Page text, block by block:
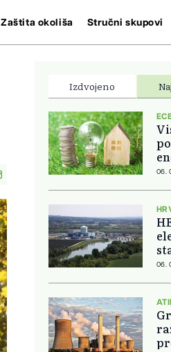
Zaštita okoliša Stručni skupovi
Izdvojeno
06.
06.